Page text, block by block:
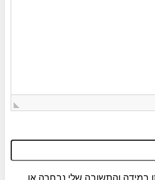
במידה והתשובה שלי נבחרה או